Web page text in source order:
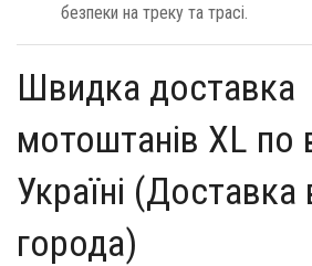
безпеки на треку та трасі.
Швидка доставка
мотоштанів XL по
Україні (Доставка
города)